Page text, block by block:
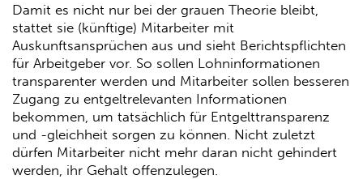
Damit es nicht nur bei der grauen Theorie bleibt,
stattet sie (künftige) Mitarbeiter mit
Auskunftsansprüchen aus und sieht Berichtspflichten
für Arbeitgeber vor. So sollen Lohninformationen
transparenter werden und Mitarbeiter sollen besseren
Zugang zu entgeltrelevanten Informationen
bekommen, um tatsächlich für Entgelttransparenz
und -gleichheit sorgen zu können. Nicht zuletzt
dürfen Mitarbeiter nicht mehr daran nicht gehindert
werden, ihr Gehalt offenzulegen.